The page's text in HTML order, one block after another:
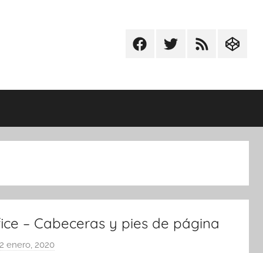
FacebookTwitterRSS
– Cabeceras y pies de página
2 enero, 2020